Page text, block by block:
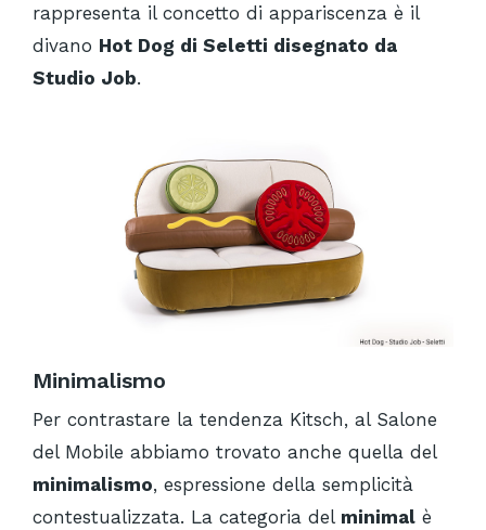
rappresenta il concetto di appariscenza è il
divano Hot Dog di Seletti disegnato da
Studio Job.
Minimalismo
Per contrastare la tendenza Kitsch, al Salone
del Mobile abbiamo trovato anche quella del
minimalismo, espressione della semplicità
contestualizzata. La categoria del minimal è